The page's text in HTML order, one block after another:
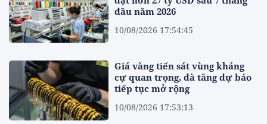
đầu năm 2026
10/08/2026 17:54:45
Giá vàng tiến sát vùng kháng
cự quan trọng, đà tăng dự báo
tiếp tục mở rộng
10/08/2026 17:53:13